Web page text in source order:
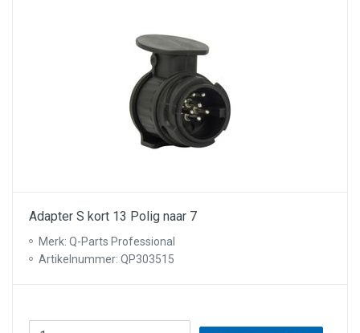
Adapter S kort 13 Polig naar 7
Merk: Q-Parts Professional
Artikelnummer: QP303515